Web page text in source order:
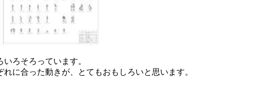
いろそろっています。
れに合った動きが、とてもおもしろいと思います。